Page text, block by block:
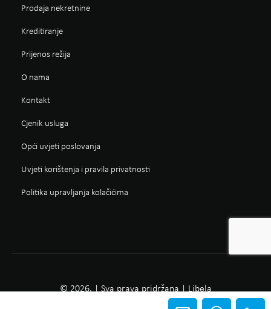
Prodaja nekretnine
Kreditiranje
Prijenos režija
O nama
Kontakt
Cjenik usluga
Opći uvjeti poslovanja
Uvjeti korištenja i pravila privatnosti
Politika upravljanja kolačićima
© 2026. | Sva prava pridržana | Libela